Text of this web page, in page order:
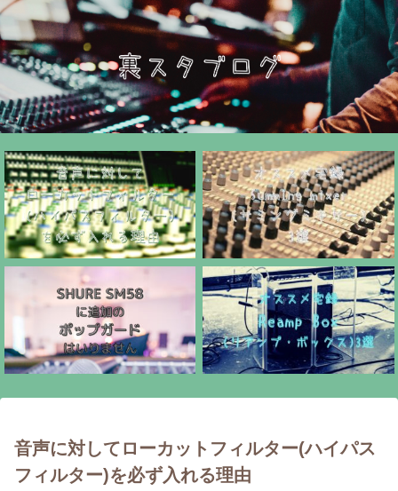
音声に対してローカットフィルター(ハイパス
フィルター)を必ず入れる理由